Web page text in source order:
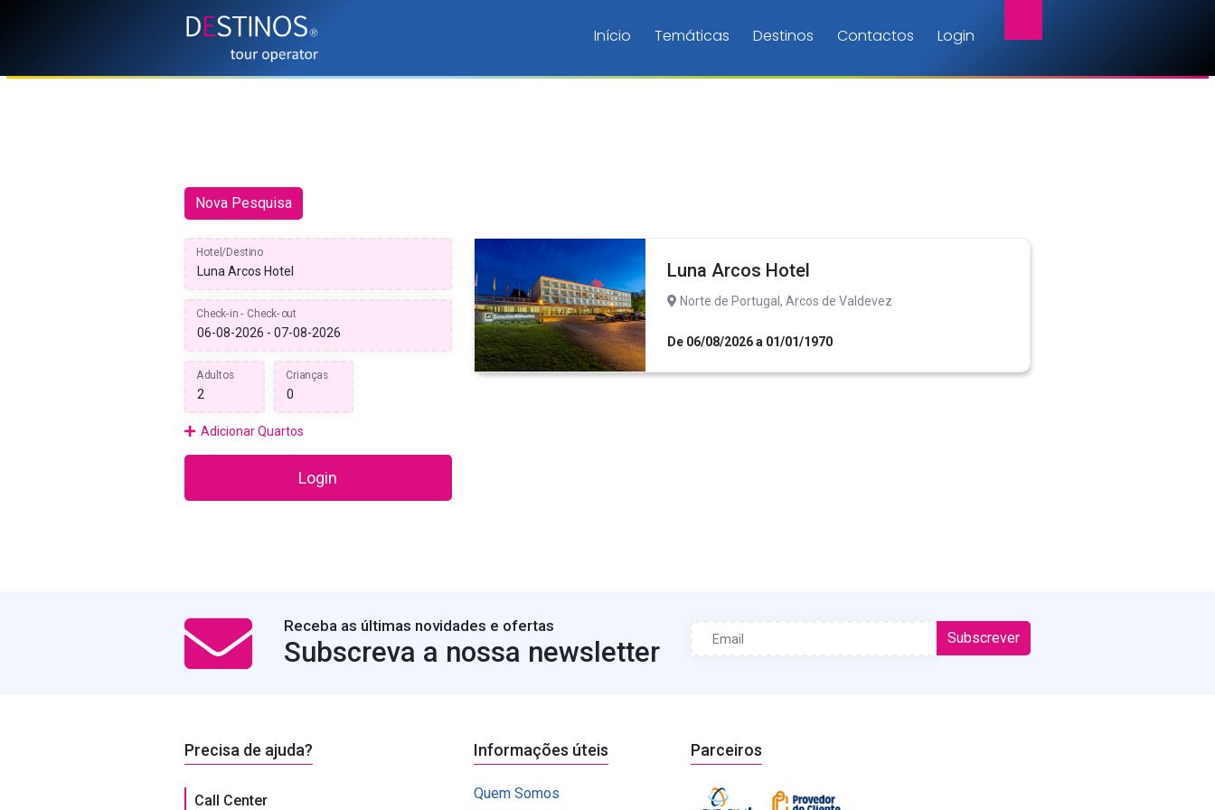
Início Temáticas Destinos Contactos Login
Nova Pesquisa
Hotel/Destino
Check-in - Check-out
Adultos Crianças
Adicionar Quartos
Login
Luna Arcos Hotel
Norte de Portugal, Arcos de Valdevez
De 06/08/2026 a 01/01/1970
Receba as últimas novidades e ofertas
Subscreva a nossa newsletter Subscrever
Precisa de ajuda?
Call Center
Informações úteis
Quem Somos
Parceiros